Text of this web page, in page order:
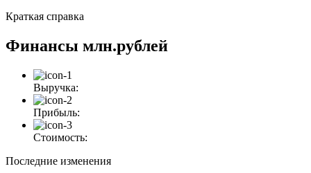
Краткая справка
Финансы млн.рублей
Выручка:
Прибыль:
Стоимость:
Последние изменения